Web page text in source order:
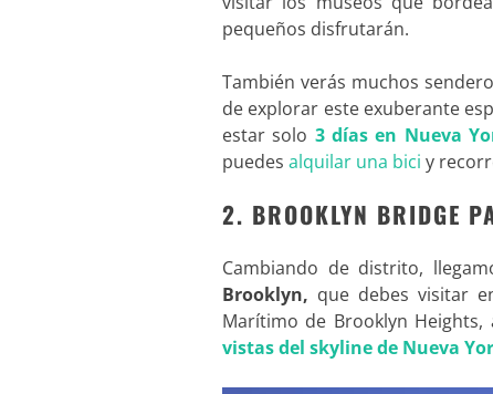
pequeños disfrutarán.
También verás muchos
de explorar este exuberante
estar solo 3 días en Nueva
puedes alquilar una bici y
2. BROOKLYN BRIDGE
Cambiando de distrito,
Brooklyn, que debes visitar
Marítimo de Brooklyn
vistas del skyline de Nueva